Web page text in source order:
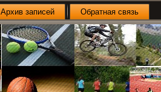
Архив записей Обратная связь